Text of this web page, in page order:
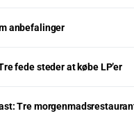
anbefalinger
fede steder at købe LP’er
Tre